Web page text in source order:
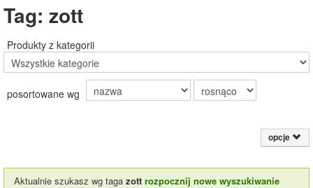
Porady
Słownik
Tag: zott
Produkty z kategorii
posortowane wg
opcje
Aktualnie szukasz wg taga zott rozpocznij nowe wyszukiwanie